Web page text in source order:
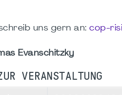
uns gern an: cop-
Evanschitzky
VERANSTALTUNG